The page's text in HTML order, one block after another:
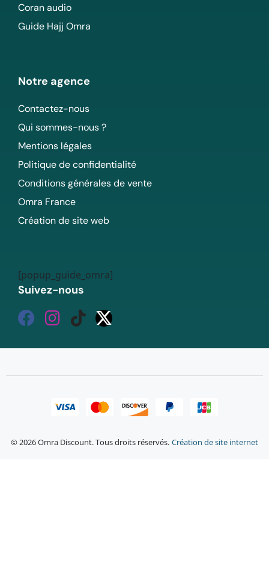
Coran audio
Guide Hajj Omra
Notre agence
Contactez-nous
Qui sommes-nous ?
Mentions légales
Politique de confidentialité
Conditions générales de vente
Omra France
Création de site web
[popup_guide_omra]
Suivez-nous
© 2026 Omra Discount. Tous droits réservés. Création de site internet